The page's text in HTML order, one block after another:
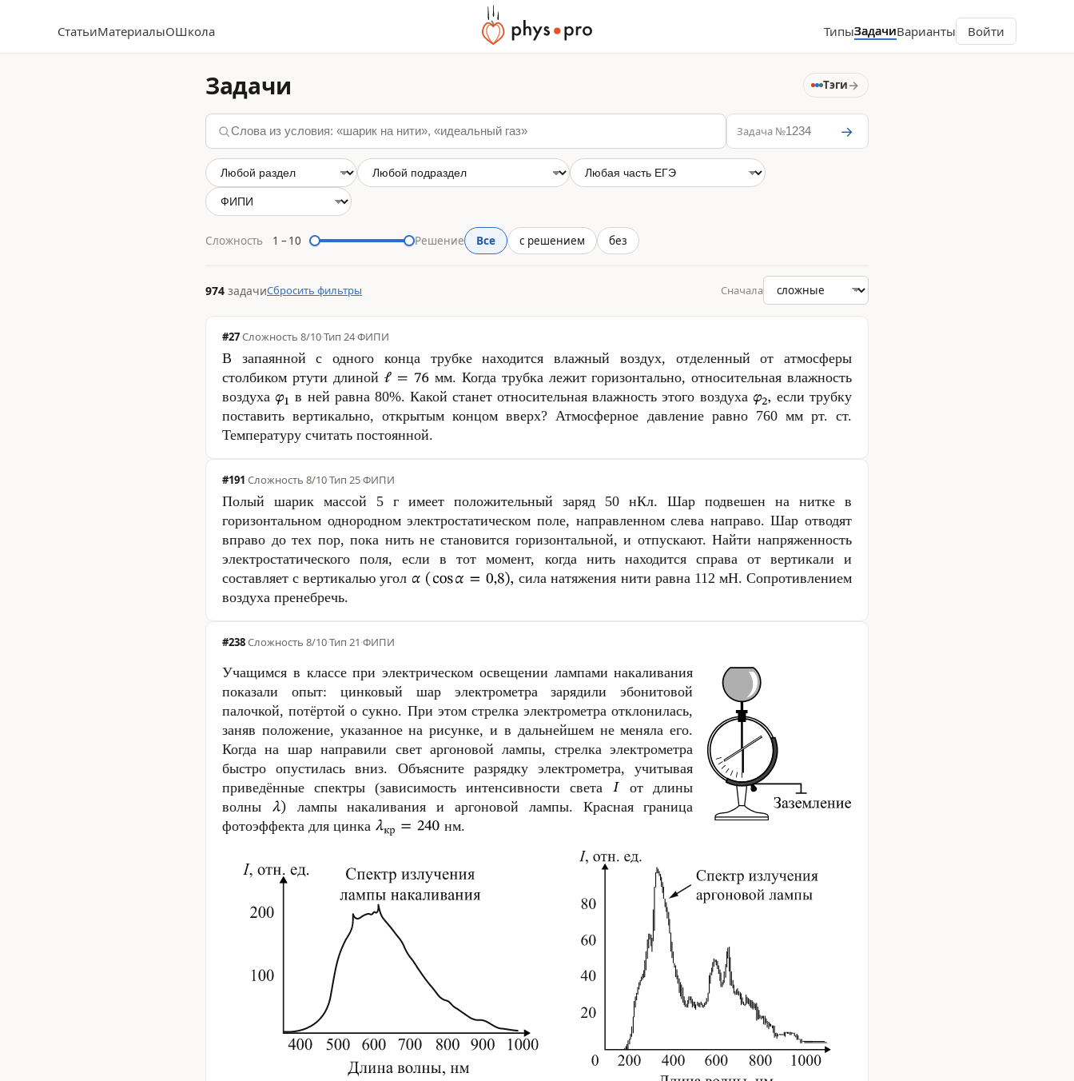
ТипыЗадачиВарианты Войти
СтатьиМатериалыОШкола
Задачи Тэги→
Задача № →
Сложность 1 –10 Решение Все с решением без
974 задачиСбросить фильтры Сначала
#27·Сложность 8/10·Тип 24·ФИПИ
В запаянной с одного конца трубке находится влажный воздух, отделенный от атмосферы
столбиком ртути длиной
мм. Когда трубка лежит горизонтально, относительная влажность
воздуха
в ней равна 80%. Какой станет относительная влажность этого воздуха
если трубку
поставить вертикально, открытым концом вверх? Атмосферное давление равно 760 ммрт. ст.
Температуру считать постоянной.
#191·Сложность 8/10·Тип 25·ФИПИ
Полый шарик массой 5 г имеет положительный заряд 50 нКл. Шар подвешен на нитке в
горизонтальном однородном электростатическом поле, направленном слева направо. Шар отводят
вправо до тех пор, пока нить не становится горизонтальной, и отпускают. Найти напряженность
электростатического поля, если в тот момент, когда нить находится справа от вертикали и
составляет с вертикалью угол
сила натяжения нити равна 112 мН. Сопротивлением
воздуха пренебречь.
#238·Сложность 8/10·Тип 21·ФИПИ
Учащимся в классе при электрическом освещении лампами накаливания
показали опыт: цинковый шар электрометра зарядили эбонитовой
палочкой, потёртой о сукно. При этом стрелка электрометра отклонилась,
заняв положение, указанное на рисунке, и в дальнейшем не меняла его.
Когда на шар направили свет аргоновой лампы, стрелка электрометра
быстро опустилась вниз. Объясните разрядку электрометра, учитывая
приведённые спектры (зависимость интенсивности света
от длины
волны
лампы накаливания и аргоновой лампы. Красная граница
фотоэффекта для цинка
нм.